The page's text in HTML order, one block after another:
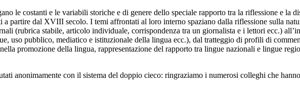
le costanti e le variabili storiche e di genere dello speciale rapporto tra la riflessione e la
partire dal XVIII secolo. I temi affrontati al loro interno spaziano dalla riflessione sulla
(rubrica stabile, articolo individuale, corrispondenza tra un giornalista e i lettori ecc.)
uso pubblico, mediatico e istituzionale della lingua ecc.), dal tratteggio di profili di
promozione della lingua, rappresentazione del rapporto tra lingue nazionali e lingue
anonimamente con il sistema del doppio cieco: ringraziamo i numerosi colleghi che